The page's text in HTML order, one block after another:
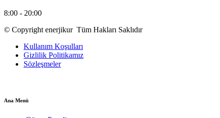
8:00 - 20:00
© Copyright enerjikur Tüm Hakları Saklıdır
Kullanım Koşulları
Gizlilik Politikamız
Sözleşmeler
Ana Menü